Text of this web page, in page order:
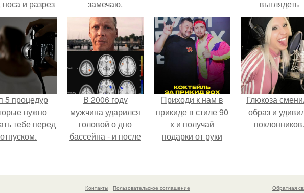
носа и разрез
глаз.
замечаю.
выглядеть
элегантно в
ситуации.
5 процедур
нужно
тебе перед
отпуском.
В 2006 году
мужчина ударился
головой о дно
бассейна - и после
странным образом.
Приходи к нам в
прикиде в стиле 90
х и получай
подарки от руки
Глюкоза
образ и
поклонников.
Контакты Пользовательское соглашение Обратная